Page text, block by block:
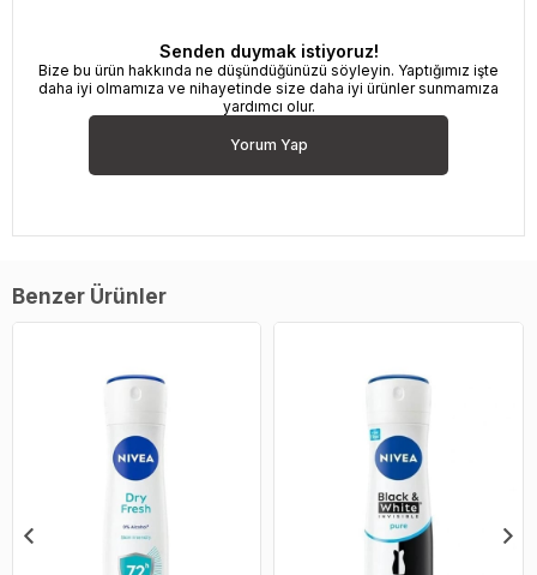
Senden duymak istiyoruz!
Bize bu ürün hakkında ne düşündüğünüzü söyleyin. Yaptığımız işte
daha iyi olmamıza ve nihayetinde size daha iyi ürünler sunmamıza
yardımcı olur.
Yorum Yap
Benzer Ürünler